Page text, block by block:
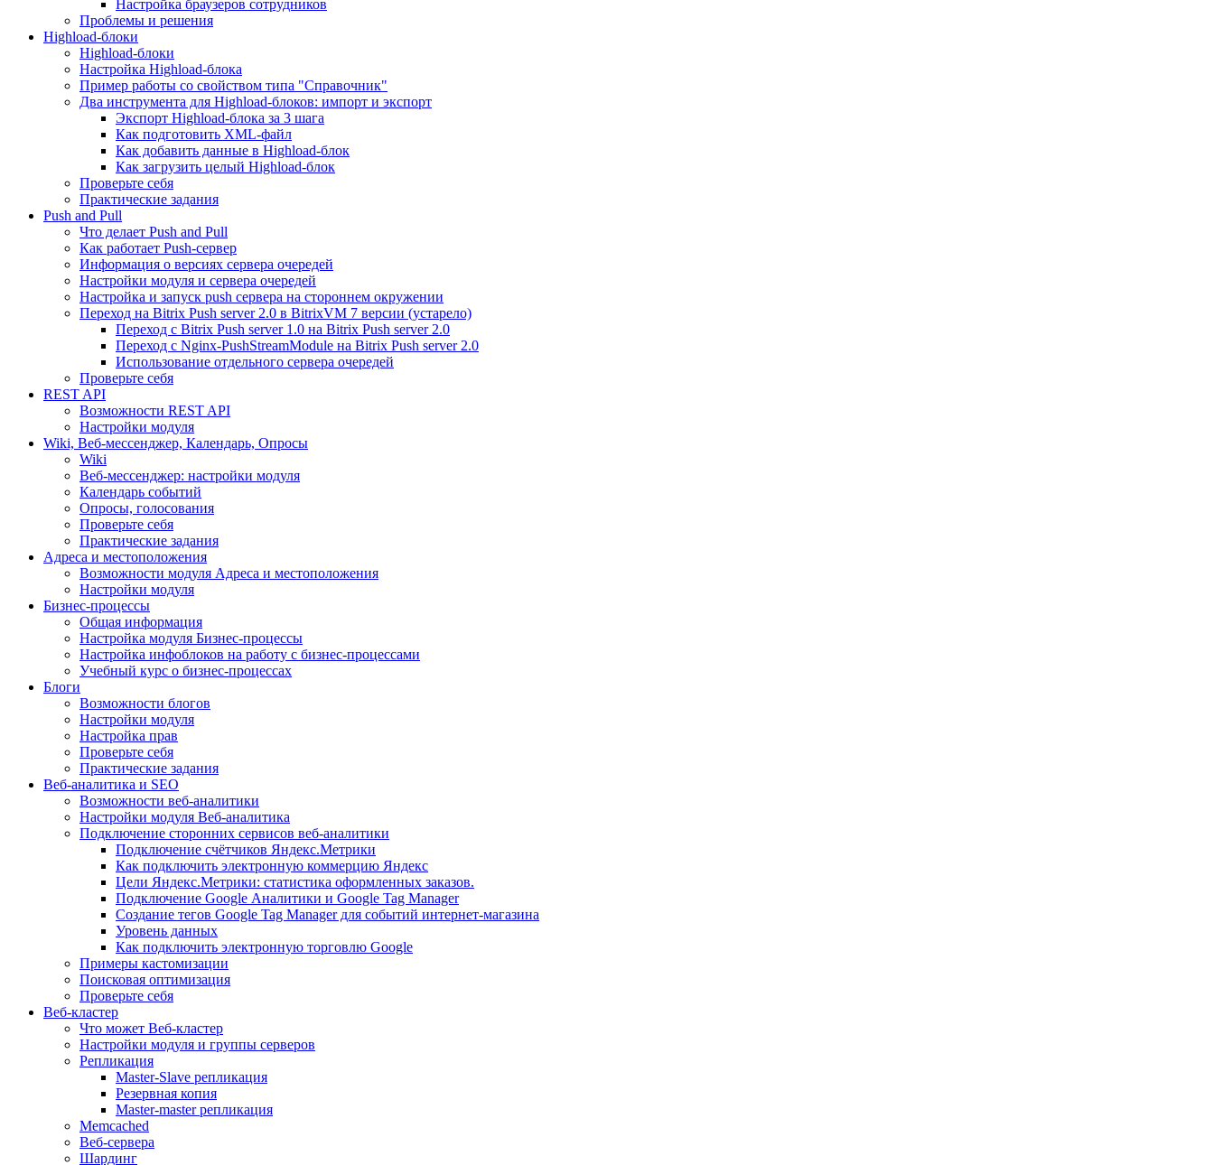
Настройка браузеров сотрудников
Проблемы и решения
Highload-блоки
Highload-блоки
Настройка Highload-блока
Пример работы со свойством типа "Справочник"
Два инструмента для Highload-блоков: импорт и экспорт
Экспорт Highload-блока за 3 шага
Как подготовить XML-файл
Как добавить данные в Highload-блок
Как загрузить целый Highload-блок
Проверьте себя
Практические задания
Push and Pull
Что делает Push and Pull
Как работает Push-сервер
Информация о версиях сервера очередей
Настройки модуля и сервера очередей
Настройка и запуск push сервера на стороннем окружении
Переход на Bitrix Push server 2.0 в BitrixVM 7 версии (устарело)
Переход с Bitrix Push server 1.0 на Bitrix Push server 2.0
Переход с Nginx-PushStreamModule на Bitrix Push server 2.0
Использование отдельного сервера очередей
Проверьте себя
REST API
Возможности REST API
Настройки модуля
Wiki, Веб-мессенджер, Календарь, Опросы
Wiki
Веб-мессенджер: настройки модуля
Календарь событий
Опросы, голосования
Проверьте себя
Практические задания
Адреса и местоположения
Возможности модуля Адреса и местоположения
Настройки модуля
Бизнес-процессы
Общая информация
Настройка модуля Бизнес-процессы
Настройка инфоблоков на работу с бизнес-процессами
Учебный курс о бизнес-процессах
Блоги
Возможности блогов
Настройки модуля
Настройка прав
Проверьте себя
Практические задания
Веб-аналитика и SEO
Возможности веб-аналитики
Настройки модуля Веб-аналитика
Подключение сторонних сервисов веб-аналитики
Подключение счётчиков Яндекс.Метрики
Как подключить электронную коммерцию Яндекс
Цели Яндекс.Метрики: статистика оформленных заказов.
Подключение Google Аналитики и Google Tag Manager
Создание тегов Google Tag Manager для событий интернет-магазина
Уровень данных
Как подключить электронную торговлю Google
Примеры кастомизации
Поисковая оптимизация
Проверьте себя
Веб-кластер
Что может Веб-кластер
Настройки модуля и группы серверов
Репликация
Master-Slave репликация
Резервная копия
Master-master репликация
Memcached
Веб-сервера
Шардинг